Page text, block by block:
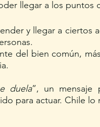
llegar a los puntos
y llegar a ciertos
del bien común,
duela”, un mensaje
para actuar. Chile lo